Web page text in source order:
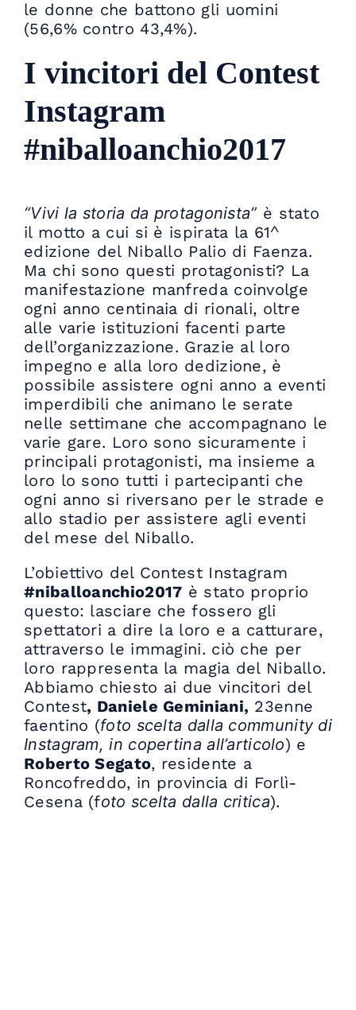
le donne che battono gli uomini
(56,6% contro 43,4%).
I vincitori del Contest
Instagram
#niballoanchio2017
“Vivi la storia da protagonista” è stato
il motto a cui si è ispirata la 61^
edizione del Niballo Palio di Faenza.
Ma chi sono questi protagonisti? La
manifestazione manfreda coinvolge
ogni anno centinaia di rionali, oltre
alle varie istituzioni facenti parte
dell’organizzazione. Grazie al loro
impegno e alla loro dedizione, è
possibile assistere ogni anno a eventi
imperdibili che animano le serate
nelle settimane che accompagnano le
varie gare. Loro sono sicuramente i
principali protagonisti, ma insieme a
loro lo sono tutti i partecipanti che
ogni anno si riversano per le strade e
allo stadio per assistere agli eventi
del mese del Niballo.
L’obiettivo del Contest Instagram
#niballoanchio2017 è stato proprio
questo: lasciare che fossero gli
spettatori a dire la loro e a catturare,
attraverso le immagini. ciò che per
loro rappresenta la magia del Niballo.
Abbiamo chiesto ai due vincitori del
Contest, Daniele Geminiani, 23enne
faentino (foto scelta dalla community di
Instagram, in copertina all’articolo) e
Roberto Segato, residente a
Roncofreddo, in provincia di Forlì-
Cesena (foto scelta dalla critica).